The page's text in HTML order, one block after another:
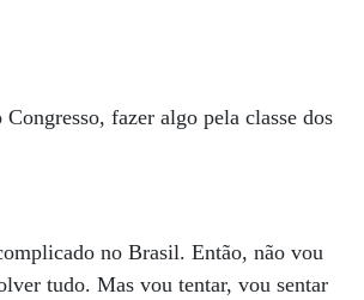
fazer algo pela classe dos
no Brasil. Então, não vou
tudo. Mas vou tentar, vou sentar